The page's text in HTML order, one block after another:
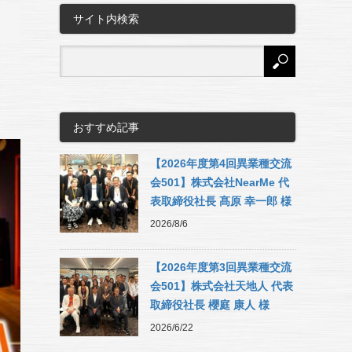
サイト内検索
おすすめ記事
【2026年度第4回異業種交流
会501】株式会社NearMe 代
表取締役社長 髙原 幸一郎 様
2026/8/6
【2026年度第3回異業種交流
会501】株式会社天地人 代表
取締役社長 櫻庭 康人 様
2026/6/22